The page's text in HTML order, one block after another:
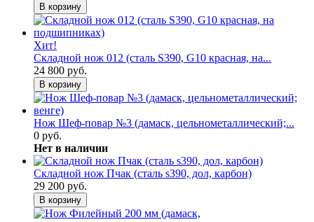
В корзину
Хит!
Складной нож 012 (сталь S390, G10 красная, на...
24 800 руб.
В корзину
Нож Шеф-повар №3 (дамаск, цельнометаллический;...
0 руб.
Нет в наличии
Складной нож Пчак (сталь s390, дол, карбон)
29 200 руб.
В корзину